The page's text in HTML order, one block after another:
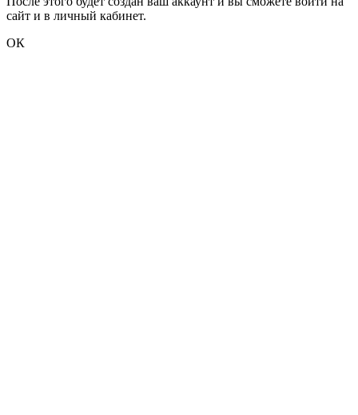
сайт и в личный кабинет.
ОК